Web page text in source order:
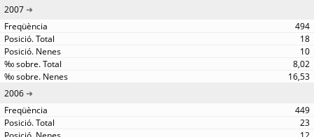
2007
494
18
10
8,02
16,53
2006
449
23